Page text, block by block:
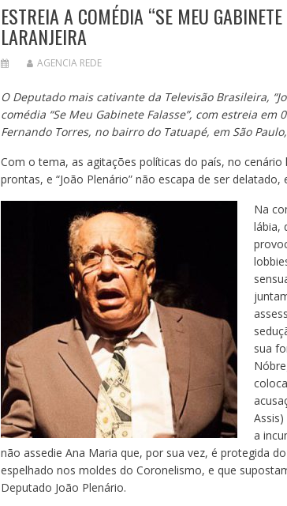
ESTREIA A COMÉDIA “SE MEU
LARANJEIRA
AGENCIA REDE
O Deputado mais cativante da Televisão Brasileira,
comédia “Se Meu Gabinete Falasse”, com estreia
Fernando Torres, no bairro do Tatuapé, em São
Com o tema, as agitações políticas do país, no
prontas, e “João Plenário” não escapa de ser delatado,
Na
lábia,
sua
a
não assedie Ana Maria que, por sua vez, é protegida
espelhado nos moldes do Coronelismo, e que
Deputado João Plenário.